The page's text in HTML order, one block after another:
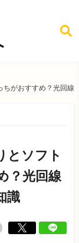
ちがおすすめ？光回線
とソフト
？光回線
識